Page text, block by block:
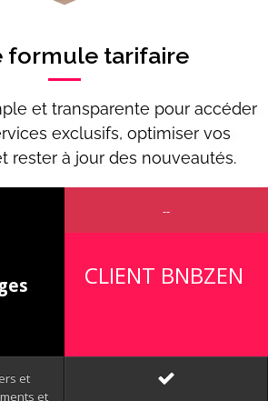
formule tarifaire
et transparente pour accéder
exclusifs, optimiser vos
rester à jour des nouveautés.
et
et
--
CLIENT BNBZEN